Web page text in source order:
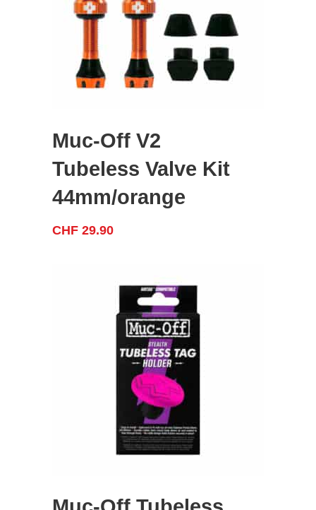
Muc-Off V2
Tubeless Valve Kit
44mm/orange
CHF 29.90